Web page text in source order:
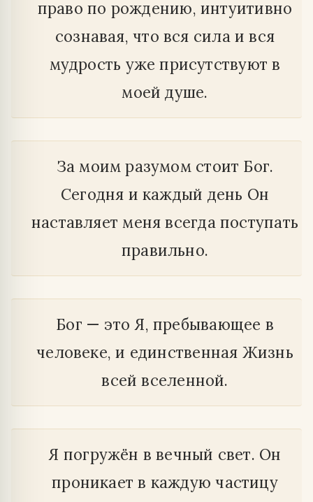
право по рождению, интуитивно
сознавая, что вся сила и вся
мудрость уже присутствуют в
моей душе.
За моим разумом стоит Бог.
Сегодня и каждый день Он
наставляет меня всегда поступать
правильно.
Бог — это Я, пребывающее в
человеке, и единственная Жизнь
всей вселенной.
Я погружён в вечный свет. Он
проникает в каждую частицу